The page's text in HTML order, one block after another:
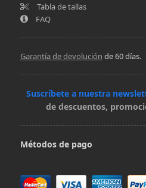
Tabla de tallas
FAQ
Garantía de devolución de 60 días.
Suscríbete a nuestra
de descuentos,
Métodos de pago